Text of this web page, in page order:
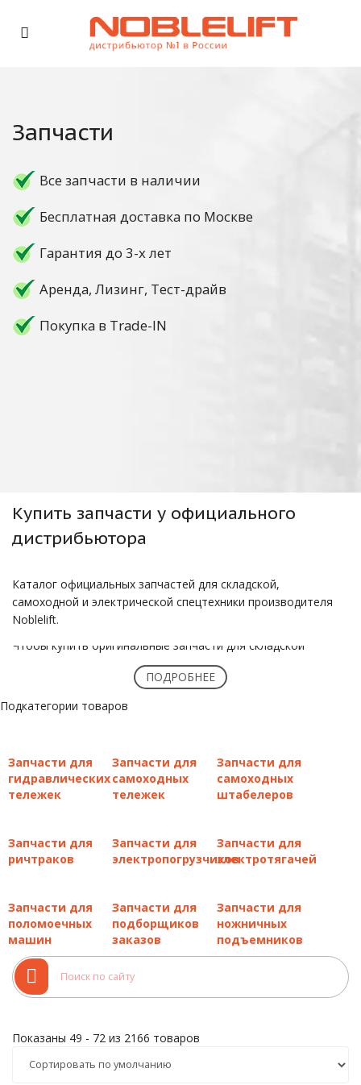
Запчасти
Все запчасти в наличии
Бесплатная доставка по Москве
Гарантия до 3-х лет
Аренда, Лизинг, Тест-драйв
Покупка в Trade-IN
Купить запчасти у официального
дистрибьютора
Каталог официальных запчастей для складской,
самоходной и электрической спецтехники производителя
Noblelift.
Чтобы купить оригинальные запчасти для складской
техники Noblelift в России, нужно обратиться к
официальным дистрибьюторам и дилерам. Они гарантируют
завода-изготовителя Noblelift, что обеспечивает надежную
Почему стоит покупать
оригинальные запчасти Noblelift
Использование оригинальных комплектующих дает ряд
важных преимуществ:
стандартам и идеально подходят для вашей модели
Экономия
: предотвращают преждевременный износ
узлов, агрегатов и продлевают срок службы техники
Безопасность: снижают риск аварийных ситуаций.
Гарантия: вы получаете официальную поддержку
производителя Noblelift
специалисты предоставят бесплатную консультацию
каталогам и схемам.
ПОДРОБНЕЕ
Подкатегории товаров
Запчасти для
гидравлических
тележек
Запчасти для
самоходных
тележек
Запчасти для
самоходных
штабелеров
Запчасти для
ричтраков
Запчасти для
электропогрузчиков
Запчасти для
электротягачей
Запчасти для
поломоечных
машин
Запчасти для
подборщиков
заказов
Запчасти для
ножничных
подъемников
Показаны 49 - 72 из 2166 товаров